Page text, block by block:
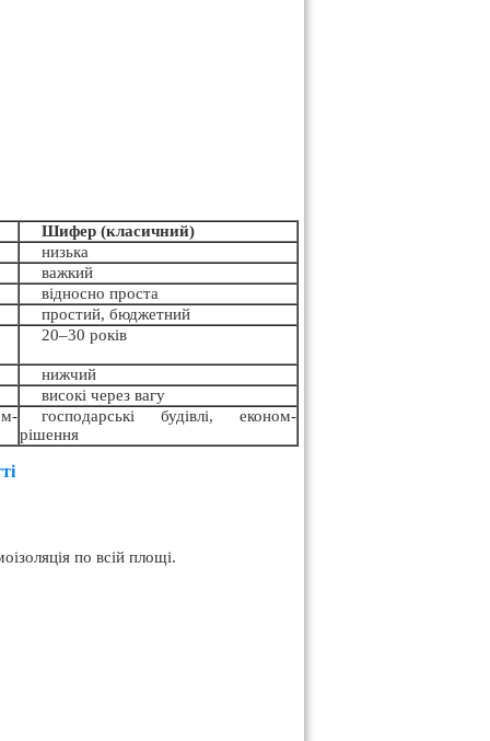
Шифер (класичний)
низька
важкий
відносно проста
простий, бюджетний
20–30 років
нижчий
високі через вагу
господарські будівлі, економ-
рішення
по всій площі.